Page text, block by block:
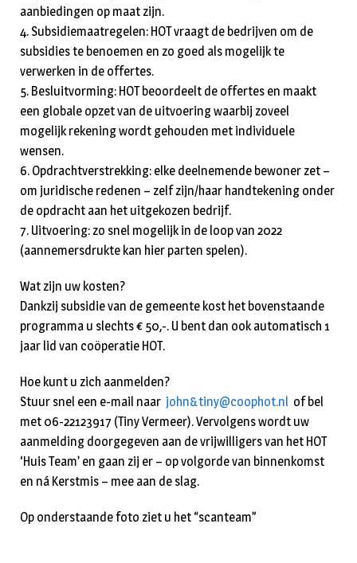
aanbiedingen op maat zijn.
4. Subsidiemaatregelen: HOT vraagt de bedrijven om de
subsidies te benoemen en zo goed als mogelijk te
verwerken in de offertes.
5. Besluitvorming: HOT beoordeelt de offertes en maakt
een globale opzet van de uitvoering waarbij zoveel
mogelijk rekening wordt gehouden met individuele
wensen.
6. Opdrachtverstrekking: elke deelnemende bewoner zet –
om juridische redenen – zelf zijn/haar handtekening onder
de opdracht aan het uitgekozen bedrijf.
7. Uitvoering: zo snel mogelijk in de loop van 2022
(aannemersdrukte kan hier parten spelen).
Wat zijn uw kosten?
Dankzij subsidie van de gemeente kost het bovenstaande
programma u slechts € 50,-. U bent dan ook automatisch 1
jaar lid van coöperatie HOT.
Hoe kunt u zich aanmelden?
Stuur snel een e-mail naar john&tiny@coophot.nl of bel
met 06-22123917 (Tiny Vermeer). Vervolgens wordt uw
aanmelding doorgegeven aan de vrijwilligers van het HOT
‘Huis Team’ en gaan zij er – op volgorde van binnenkomst
en ná Kerstmis – mee aan de slag.
Op onderstaande foto ziet u het “scanteam”